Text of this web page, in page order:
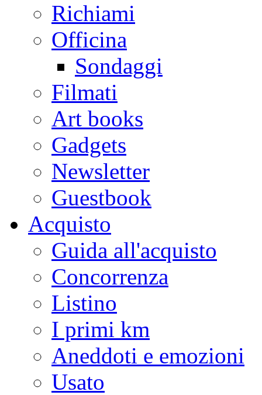
Richiami
Officina
Sondaggi
Filmati
Art books
Gadgets
Newsletter
Guestbook
Acquisto
Guida all'acquisto
Concorrenza
Listino
I primi km
Aneddoti e emozioni
Usato